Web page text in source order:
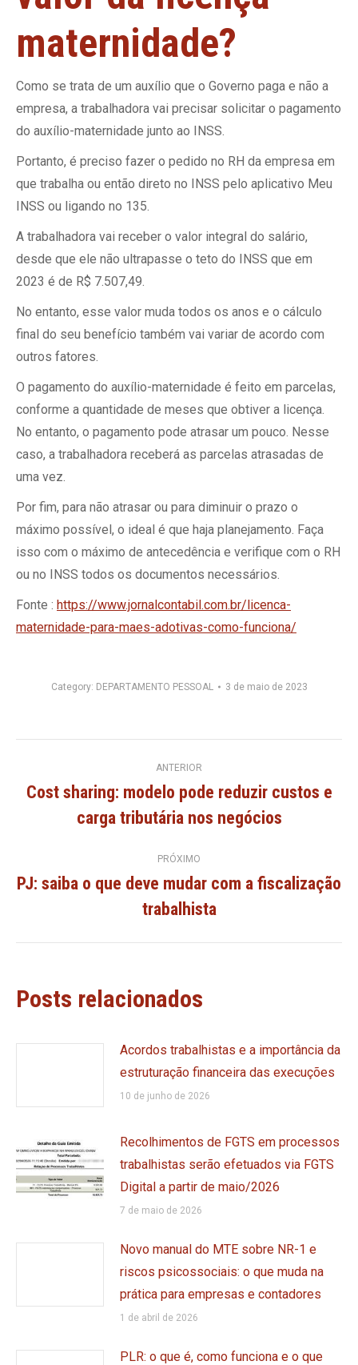
maternidade?
Como se trata de um auxílio que o Governo paga e não a
empresa, a trabalhadora vai precisar solicitar o pagamento
do auxílio-maternidade junto ao INSS.
Portanto, é preciso fazer o pedido no RH da empresa em
que trabalha ou então direto no INSS pelo aplicativo Meu
INSS ou ligando no 135.
A trabalhadora vai receber o valor integral do salário,
desde que ele não ultrapasse o teto do INSS que em
2023 é de R$ 7.507,49.
No entanto, esse valor muda todos os anos e o cálculo
final do seu benefício também vai variar de acordo com
outros fatores.
O pagamento do auxílio-maternidade é feito em parcelas,
conforme a quantidade de meses que obtiver a licença.
No entanto, o pagamento pode atrasar um pouco. Nesse
caso, a trabalhadora receberá as parcelas atrasadas de
uma vez.
Por fim, para não atrasar ou para diminuir o prazo o
máximo possível, o ideal é que haja planejamento. Faça
isso com o máximo de antecedência e verifique com o RH
ou no INSS todos os documentos necessários.
Fonte : https://www.jornalcontabil.com.br/licenca-
maternidade-para-maes-adotivas-como-funciona/
Category: DEPARTAMENTO PESSOAL 3 de maio de 2023
Navegação
de
ANTERIOR
Post
anterior:
Cost sharing: modelo pode reduzir custos e
carga tributária nos negócios
PRÓXIMO
post:
PJ: saiba o que deve mudar com a fiscalização
trabalhista
Posts relacionados
Acordos trabalhistas e a importância da
estruturação financeira das execuções
10 de junho de 2026
Recolhimentos de FGTS em processos
trabalhistas serão efetuados via FGTS
Digital a partir de maio/2026
7 de maio de 2026
Novo manual do MTE sobre NR-1 e
riscos psicossociais: o que muda na
prática para empresas e contadores
1 de abril de 2026
PLR: o que é, como funciona e o que